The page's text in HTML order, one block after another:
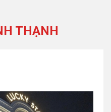
THẠNH